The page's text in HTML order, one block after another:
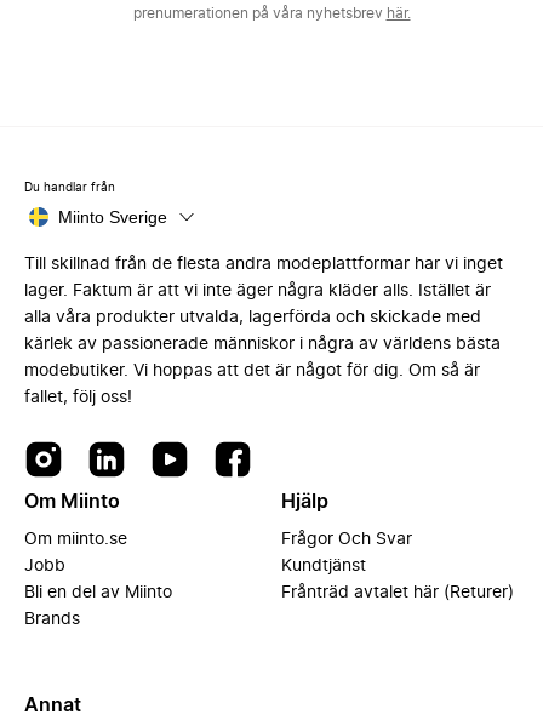
prenumerationen på våra nyhetsbrev här.
Du handlar från
Miinto Sverige
Till skillnad från de flesta andra modeplattformar har vi inget
lager. Faktum är att vi inte äger några kläder alls. Istället är
alla våra produkter utvalda, lagerförda och skickade med
kärlek av passionerade människor i några av världens bästa
modebutiker. Vi hoppas att det är något för dig. Om så är
fallet, följ oss!
Om Miinto
Om miinto.se
Jobb
Bli en del av Miinto
Brands
Hjälp
Frågor Och Svar
Kundtjänst
Frånträd avtalet här (Returer)
Annat